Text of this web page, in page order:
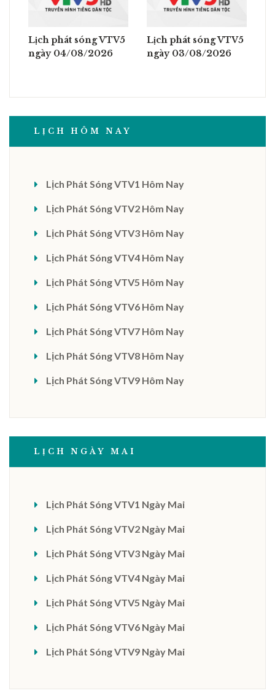
Lịch phát sóng VTV5
ngày 04/08/2026
Lịch phát sóng VTV5
ngày 03/08/2026
LỊCH HÔM NAY
Lịch Phát Sóng VTV1 Hôm Nay
Lịch Phát Sóng VTV2 Hôm Nay
Lịch Phát Sóng VTV3 Hôm Nay
Lịch Phát Sóng VTV4 Hôm Nay
Lịch Phát Sóng VTV5 Hôm Nay
Lịch Phát Sóng VTV6 Hôm Nay
Lịch Phát Sóng VTV7 Hôm Nay
Lịch Phát Sóng VTV8 Hôm Nay
Lịch Phát Sóng VTV9 Hôm Nay
LỊCH NGÀY MAI
Lịch Phát Sóng VTV1 Ngày Mai
Lịch Phát Sóng VTV2 Ngày Mai
Lịch Phát Sóng VTV3 Ngày Mai
Lịch Phát Sóng VTV4 Ngày Mai
Lịch Phát Sóng VTV5 Ngày Mai
Lịch Phát Sóng VTV6 Ngày Mai
Lịch Phát Sóng VTV9 Ngày Mai